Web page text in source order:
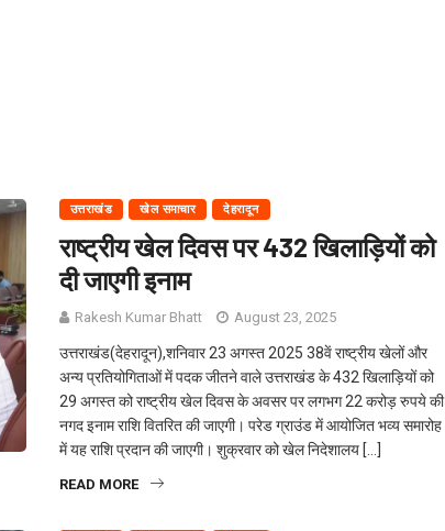
उत्तराखंड खेल समाचार देहरादून
राष्ट्रीय खेल दिवस पर 432 खिलाड़ियों को
दी जाएगी इनाम
Rakesh Kumar Bhatt August 23, 2025
उत्तराखंड(देहरादून),शनिवार 23 अगस्त 2025 38वें राष्ट्रीय खेलों और
अन्य प्रतियोगिताओं में पदक जीतने वाले उत्तराखंड के 432 खिलाड़ियों को
29 अगस्त को राष्ट्रीय खेल दिवस के अवसर पर लगभग 22 करोड़ रुपये की
नगद इनाम राशि वितरित की जाएगी। परेड ग्राउंड में आयोजित भव्य समारोह
में यह राशि प्रदान की जाएगी। शुक्रवार को खेल निदेशालय […]
READ MORE